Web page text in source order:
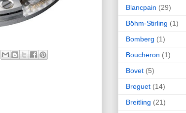
Blancpain (29)
Böhm-Stirling (1)
Bomberg (1)
Boucheron (1)
Bovet (5)
Breguet (14)
Breitling (21)